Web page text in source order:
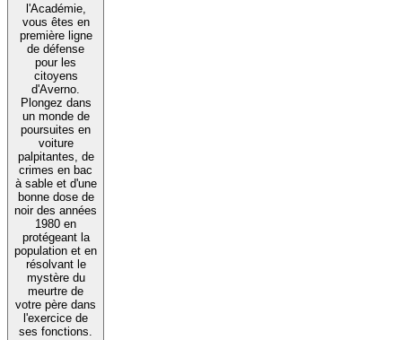
l'Académie,
vous êtes en
première ligne
de défense
pour les
citoyens
d'Averno.
Plongez dans
un monde de
poursuites en
voiture
palpitantes, de
crimes en bac
à sable et d'une
bonne dose de
noir des années
1980 en
protégeant la
population et en
résolvant le
mystère du
meurtre de
votre père dans
l'exercice de
ses fonctions.